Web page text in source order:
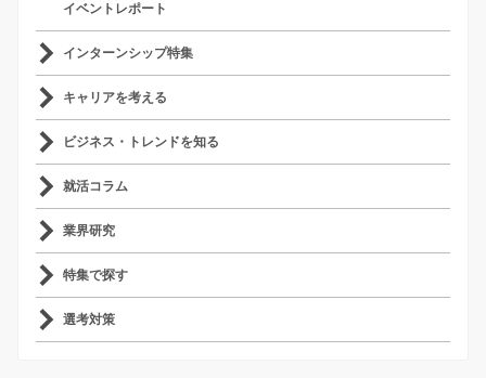
イベントレポート
インターンシップ特集
キャリアを考える
ビジネス・トレンドを知る
就活コラム
業界研究
特集で探す
選考対策